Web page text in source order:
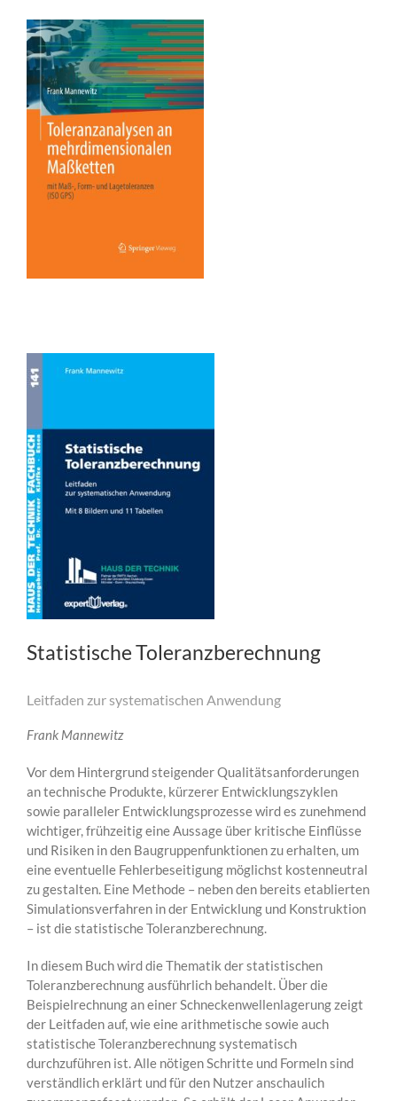
Statistische Toleranzberechnung
Leitfaden zur systematischen Anwendung
Frank Mannewitz
Vor dem Hintergrund steigender Qualitätsanforderungen
an technische Produkte, kürzerer Entwicklungszyklen
sowie paralleler Entwicklungsprozesse wird es zunehmend
wichtiger, frühzeitig eine Aussage über kritische Einflüsse
und Risiken in den Baugruppenfunktionen zu erhalten, um
eine eventuelle Fehlerbeseitigung möglichst kostenneutral
zu gestalten. Eine Methode – neben den bereits etablierten
Simulationsverfahren in der Entwicklung und Konstruktion
– ist die statistische Toleranzberechnung.
In diesem Buch wird die Thematik der statistischen
Toleranzberechnung ausführlich behandelt. Über die
Beispielrechnung an einer Schneckenwellenlagerung zeigt
der Leitfaden auf, wie eine arithmetische sowie auch
statistische Toleranzberechnung systematisch
durchzuführen ist. Alle nötigen Schritte und Formeln sind
verständlich erklärt und für den Nutzer anschaulich